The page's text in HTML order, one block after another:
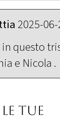
2025-
questo
e Nicola .
tue